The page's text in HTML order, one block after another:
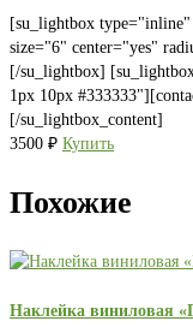
[su_lightbox
size="6" center="yes"
[/su_lightbox]
1px 10px
[/su_lightbox_content]
3500 ₽ Купить
Похожие
Наклейка виниловая